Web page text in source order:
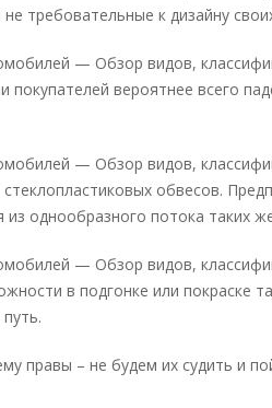
требовательные к дизайну
— Обзор видов,
покупателей вероятнее всего
— Обзор видов,
обвесов.
однообразного потока таких
— Обзор видов,
в подгонке или покраске
правы – не будем их судить и